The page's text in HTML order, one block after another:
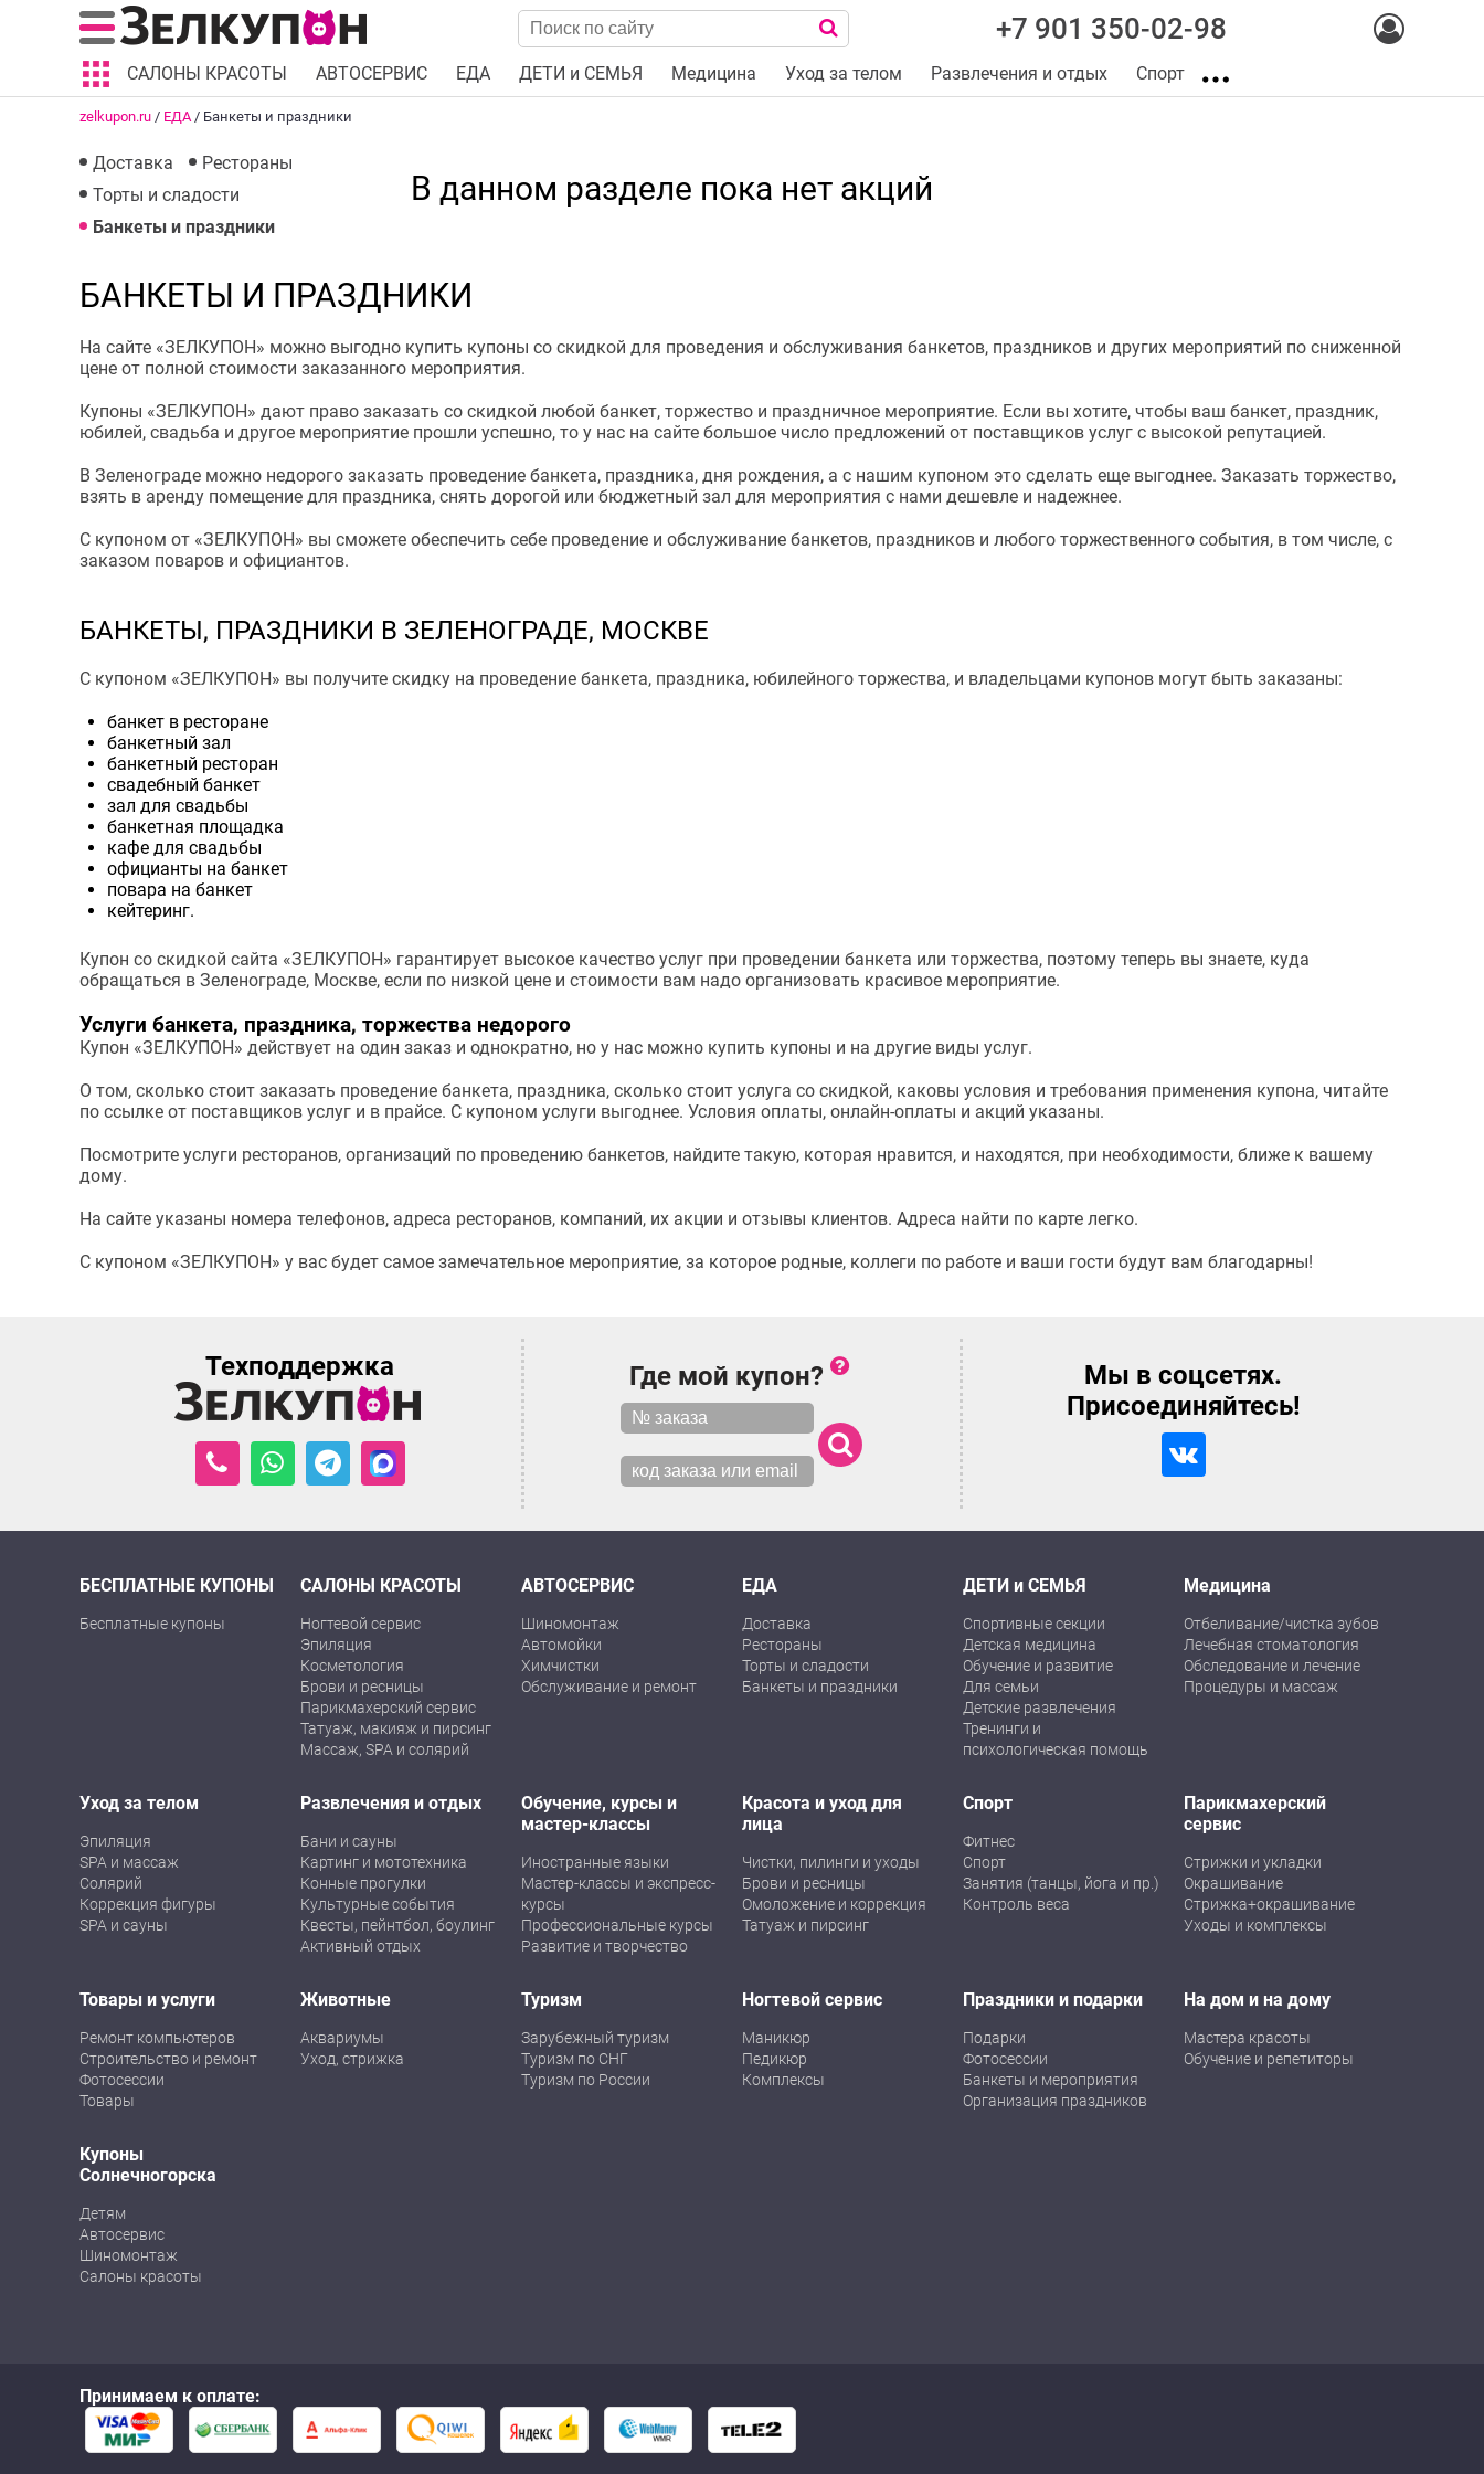
+7 901 350-02-98
САЛОНЫ КРАСОТЫ АВТОСЕРВИС ЕДА ДЕТИ и СЕМЬЯ Медицина Уход за телом Развлечения и отдых Спорт
zelkupon.ru / ЕДА/ Банкеты и праздники
Доставка
Рестораны
Торты и сладости
Банкеты и праздники
В данном разделе пока нет акций
БАНКЕТЫ И ПРАЗДНИКИ
На сайте «ЗЕЛКУПОН» можно выгодно купить купоны со скидкой для проведения и обслуживания банкетов, праздников и других мероприятий по сниженной
цене от полной стоимости заказанного мероприятия.
Купоны «ЗЕЛКУПОН» дают право заказать со скидкой любой банкет, торжество и праздничное мероприятие. Если вы хотите, чтобы ваш банкет, праздник,
юбилей, свадьба и другое мероприятие прошли успешно, то у нас на сайте большое число предложений от поставщиков услуг с высокой репутацией.
В Зеленограде можно недорого заказать проведение банкета, праздника, дня рождения, а с нашим купоном это сделать еще выгоднее. Заказать торжество,
взять в аренду помещение для праздника, снять дорогой или бюджетный зал для мероприятия с нами дешевле и надежнее.
С купоном от «ЗЕЛКУПОН» вы сможете обеспечить себе проведение и обслуживание банкетов, праздников и любого торжественного события, в том числе, с
заказом поваров и официантов.
БАНКЕТЫ, ПРАЗДНИКИ В ЗЕЛЕНОГРАДЕ, МОСКВЕ
С купоном «ЗЕЛКУПОН» вы получите скидку на проведение банкета, праздника, юбилейного торжества, и владельцами купонов могут быть заказаны:
банкет в ресторане
банкетный зал
банкетный ресторан
свадебный банкет
зал для свадьбы
банкетная площадка
кафе для свадьбы
официанты на банкет
повара на банкет
кейтеринг.
Купон со скидкой сайта «ЗЕЛКУПОН» гарантирует высокое качество услуг при проведении банкета или торжества, поэтому теперь вы знаете, куда
обращаться в Зеленограде, Москве, если по низкой цене и стоимости вам надо организовать красивое мероприятие.
Услуги банкета, праздника, торжества недорого
Купон «ЗЕЛКУПОН» действует на один заказ и однократно, но у нас можно купить купоны и на другие виды услуг.
О том, сколько стоит заказать проведение банкета, праздника, сколько стоит услуга со скидкой, каковы условия и требования применения купона, читайте
по ссылке от поставщиков услуг и в прайсе. С купоном услуги выгоднее. Условия оплаты, онлайн-оплаты и акций указаны.
Посмотрите услуги ресторанов, организаций по проведению банкетов, найдите такую, которая нравится, и находятся, при необходимости, ближе к вашему
дому.
На сайте указаны номера телефонов, адреса ресторанов, компаний, их акции и отзывы клиентов. Адреса найти по карте легко.
С купоном «ЗЕЛКУПОН» у вас будет самое замечательное мероприятие, за которое родные, коллеги по работе и ваши гости будут вам благодарны!
Техподдержка Где мой купон?
Мы в соцсетях.
Присоединяйтесь!
БЕСПЛАТНЫЕ КУПОНЫ
Бесплатные купоны
САЛОНЫ КРАСОТЫ
Ногтевой сервис
Эпиляция
Косметология
Брови и ресницы
Парикмахерский сервис
Татуаж, макияж и пирсинг
Массаж, SPA и солярий
АВТОСЕРВИС
Шиномонтаж
Автомойки
Химчистки
Обслуживание и ремонт
ЕДА
Доставка
Рестораны
Торты и сладости
Банкеты и праздники
ДЕТИ и СЕМЬЯ
Спортивные секции
Детская медицина
Обучение и развитие
Для семьи
Детские развлечения
Тренинги и
психологическая помощь
Медицина
Отбеливание/чистка зубов
Лечебная стоматология
Обследование и лечение
Процедуры и массаж
Уход за телом
Эпиляция
SPA и массаж
Солярий
Коррекция фигуры
SPA и сауны
Развлечения и отдых
Бани и сауны
Картинг и мототехника
Конные прогулки
Культурные события
Квесты, пейнтбол, боулинг
Активный отдых
Обучение, курсы и
мастер-классы
Иностранные языки
Мастер-классы и экспресс-
курсы
Профессиональные курсы
Развитие и творчество
Красота и уход для
лица
Чистки, пилинги и уходы
Брови и ресницы
Омоложение и коррекция
Татуаж и пирсинг
Спорт
Фитнес
Спорт
Занятия (танцы, йога и пр.)
Контроль веса
Парикмахерский
сервис
Стрижки и укладки
Окрашивание
Стрижка+окрашивание
Уходы и комплексы
Товары и услуги
Ремонт компьютеров
Строительство и ремонт
Фотосессии
Товары
Животные
Аквариумы
Уход, стрижка
Туризм
Зарубежный туризм
Туризм по СНГ
Туризм по России
Ногтевой сервис
Маникюр
Педикюр
Комплексы
Праздники и подарки
Подарки
Фотосессии
Банкеты и мероприятия
Организация праздников
На дом и на дому
Мастера красоты
Обучение и репетиторы
Купоны
Солнечногорска
Детям
Автосервис
Шиномонтаж
Салоны красоты
Принимаем к оплате: